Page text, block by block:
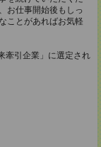
お仕事開始後もしっ
ことがあればお気軽
牽引企業」に選定され